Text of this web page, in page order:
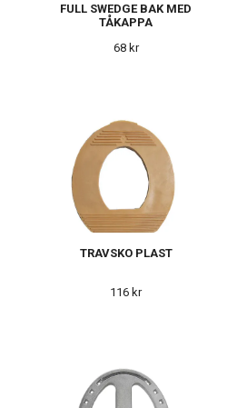
FULL SWEDGE BAK MED
TÅKAPPA
68 kr
TRAVSKO PLAST
116 kr